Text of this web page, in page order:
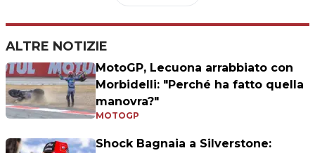
ALTRE NOTIZIE
MotoGP, Lecuona arrabbiato con
Morbidelli: "Perché ha fatto quella
manovra?"
MOTOGP
Shock Bagnaia a Silverstone: